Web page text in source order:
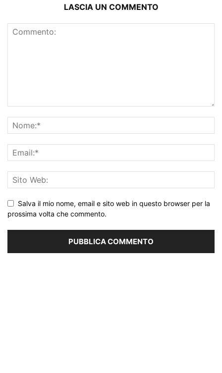
LASCIA UN COMMENTO
Salva il mio nome, email e sito web in questo browser per la
prossima volta che commento.